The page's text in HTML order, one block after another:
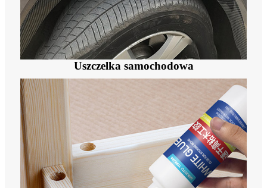
Uszczelka samochodowa